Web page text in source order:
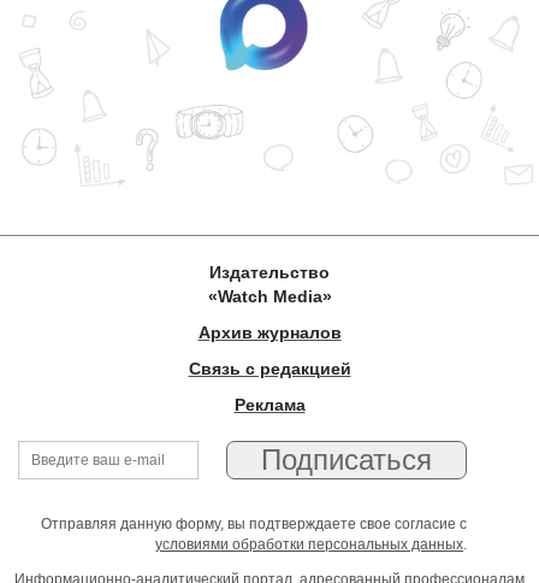
Издательство
«Watch Media»
Архив журналов
Связь с редакцией
Реклама
Отправляя данную форму, вы подтверждаете свое согласие с
условиями обработки персональных данных.
Информационно-аналитический портал, адресованный профессионалам